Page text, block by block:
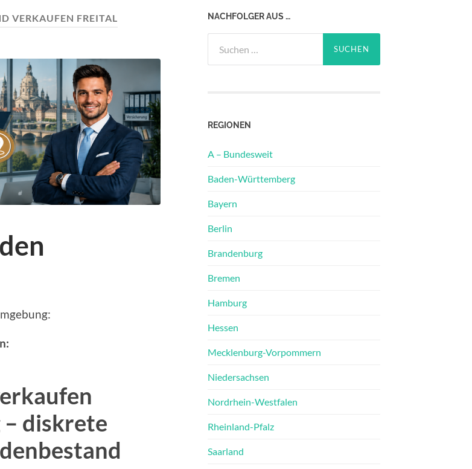
VERKAUFEN FREITAL
– diskrete
NACHFOLGER AUS …
nach:
REGIONEN
A – Bundesweit
Baden-Württemberg
Bayern
Berlin
Brandenburg
Bremen
Hamburg
Hessen
Mecklenburg-Vorpommern
Niedersachsen
Nordrhein-Westfalen
Rheinland-Pfalz
Saarland